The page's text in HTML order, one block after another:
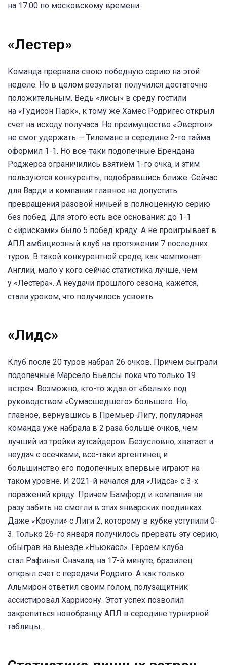
на 17:00 по московскому времени.
«Лестер»
Команда прервала свою победную серию на этой
неделе. Но в целом результат получился достаточно
положительным. Ведь «лисы» в среду гостили
на «Гудисон Парк», к тому же Хамес Родригес открыл
счет на исходу получаса. Но преимущество «Эвертон»
не смог удержать — Тилеманс в середине 2-го тайма
оформил 1-1. Но все-таки подопечные Брендана
Роджерса ограничились взятием 1-го очка, и этим
пользуются конкуренты, подобравшись ближе. Сейчас
для Варди и компании главное не допустить
превращения разовой ничьей в полноценную серию
без побед. Для этого есть все основания: до 1-1
с «ирисками» было 5 побед кряду. А не проигрывает в
АПЛ амбициозный клуб на протяжении 7 последних
туров. В такой конкурентной среде, как чемпионат
Англии, мало у кого сейчас статистика лучше, чем
у «Лестера». А неудачи прошлого сезона, кажется,
стали уроком, что получилось усвоить.
«Лидс»
Клуб после 20 туров набрал 26 очков. Причем сыграли
подопечные Марсело Бьелсы пока что только 19
встреч. Возможно, кто-то ждал от «белых» под
руководством «Сумасшедшего» большего. Но,
главное, вернувшись в Премьер-Лигу, популярная
команда уже набрала в 2 раза больше очков, чем
лучший из тройки аутсайдеров. Безусловно, хватает и
неудач с осечками, все-таки аргентинец и
большинство его подопечных впервые играют на
таком уровне. И 2021-й начался для «Лидса» с 3-х
поражений кряду. Причем Бамфорд и компания ни
разу забить не смогли в этих январских поединках.
Даже «Кроули» с Лиги 2, которому в кубке уступили 0-
3. Только 26-го января получилось прервать эту серию,
обыграв на выезде «Ньюкасл». Героем клуба
стал Рафинья. Сначала, на 17-й минуте, бразилец
открыл счет с передачи Родриго. А как только
Альмирон ответил своим голом, полузащитник
ассистировал Харрисону. Этот успех позволил
закрепиться новобранцу АПЛ в середине турнирной
таблицы.